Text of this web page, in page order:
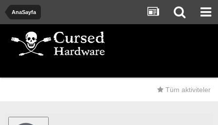
AnaSayfa
Tüm aktiviteler